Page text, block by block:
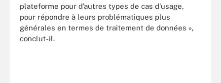
plateforme pour d’autres types de cas d’usage,
pour répondre à leurs problématiques plus
générales en termes de traitement de données »,
conclut-il.